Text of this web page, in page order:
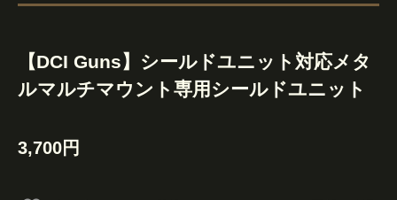
【DCI Guns】シールドユニット対応メタ
ルマルチマウント専用シールドユニット
3,700円